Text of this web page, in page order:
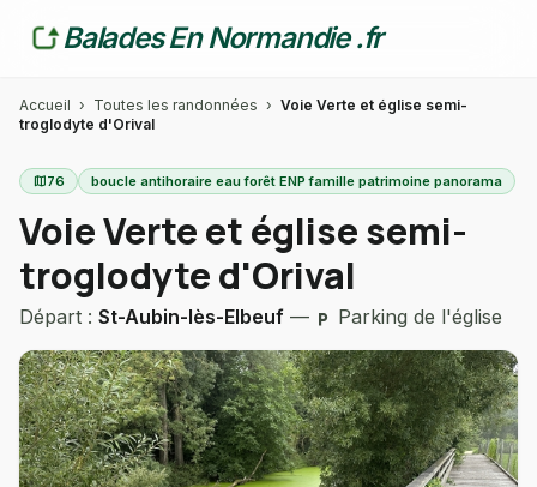
Balades En Normandie .fr
Accueil › Toutes les randonnées › Voie Verte et église semi-
troglodyte d'Orival
map76 boucle antihoraire eau forêt ENP famille patrimoine panorama
Voie Verte et église semi-
troglodyte d'Orival
Départ : St-Aubin-lès-Elbeuf — local_parking Parking de l'église